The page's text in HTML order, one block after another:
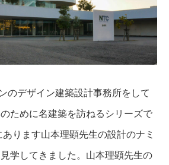
のデザイン建築設計事務所をして
ために名建築を訪ねるシリーズで
ります山本理顕先生の設計のナミ
学してきました。山本理顕先生の